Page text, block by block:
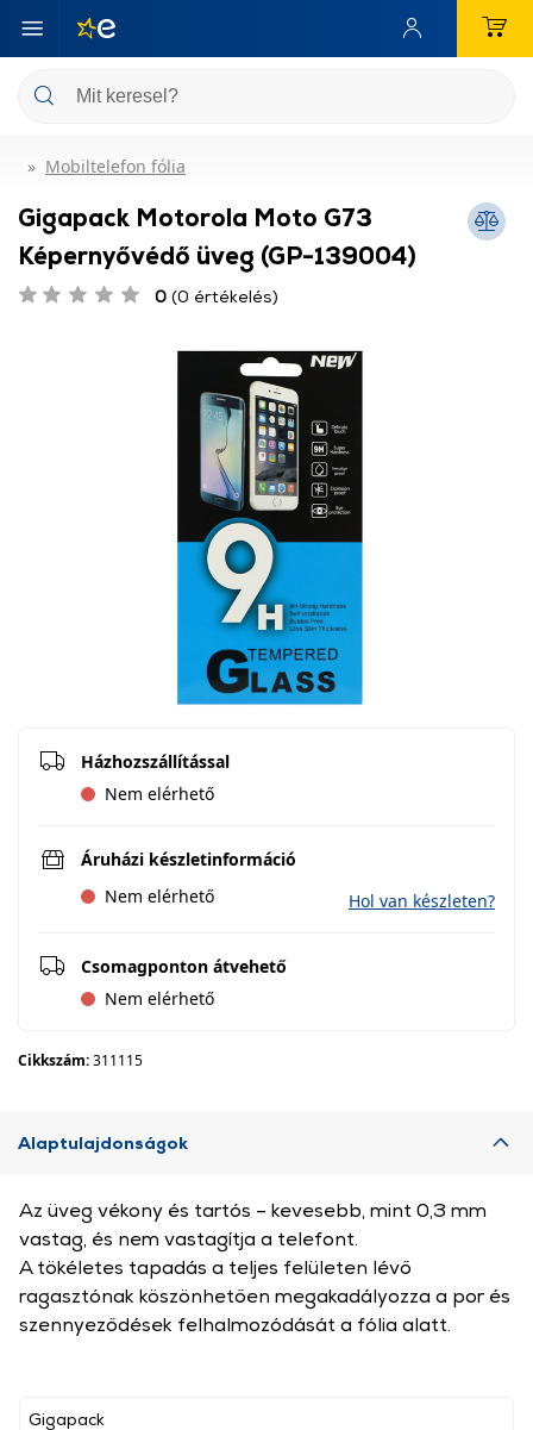
Mobiltelefon fólia
Gigapack Motorola Moto G73
Képernyővédő üveg (GP-139004)
0 (0 értékelés)
Házhozszállítással
Nem elérhető
Áruházi készletinformáció
Nem elérhető
Hol van készleten?
Csomagponton átvehető
Nem elérhető
Cikkszám:311115
Alaptulajdonságok
Gigapack
Az üveg vékony és tartós – kevesebb, mint 0,3 mm
vastag, és nem vastagítja a telefont.
A tökéletes tapadás a teljes felületen lévő
ragasztónak köszönhetően megakadályozza a por és
szennyeződések felhalmozódását a fólia alatt.